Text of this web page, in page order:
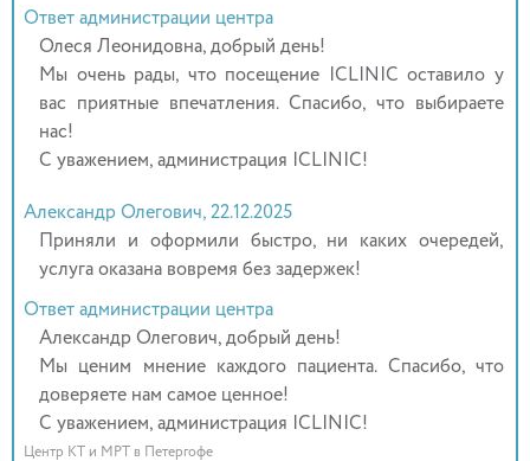
Ответ администрации центра
Олеся Леонидовна, добрый день!
Мы очень рады, что посещение ICLINIC оставило у
вас приятные впечатления. Спасибо, что выбираете
нас!
С уважением, администрация ICLINIC!
Александр Олегович, 22.12.2025
Приняли и оформили быстро, ни каких очередей,
услуга оказана вовремя без задержек!
Ответ администрации центра
Александр Олегович, добрый день!
Мы ценим мнение каждого пациента. Спасибо, что
доверяете нам самое ценное!
С уважением, администрация ICLINIC!
Центр КТ и МРТ в Петергофе